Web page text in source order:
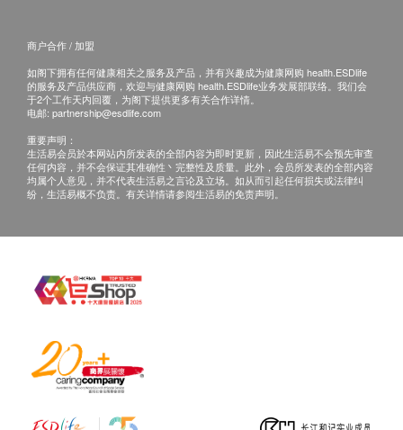
产品页面)
亲身领取：亲身前往检验中心
医生讲解报告时间:
星期二及四 09:00-13:00 , 星期六 09:00-13:00
备注
作销毁处理及不会存底，额外索取报告复印需付行
政费(另议)。
所有身体检查并非作为医务诊断或治疗用途，如报
商户合作 / 加盟
如阁下拥有任何健康相关之服务及产品，并有兴趣成为健康网购 health.ESDlife
的服务及产品供应商，欢迎与健康网购 health.ESDlife业务发展部联络。我们会
于2个工作天内回覆，为阁下提供更多有关合作详情。
电邮: partnership@esdlife.com
重要声明：
生活易会员於本网站内所发表的全部内容为即时更新，因此生活易不会预先审查
任何内容，并不会保证其准确性丶完整性及质量。此外，会员所发表的全部内容
均属个人意见，并不代表生活易之言论及立场。如从而引起任何损失或法律纠
纷，生活易概不负责。有关详情请参阅生活易的免责声明。